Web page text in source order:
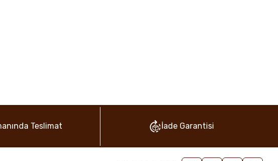
Teslimat İade Garantisi